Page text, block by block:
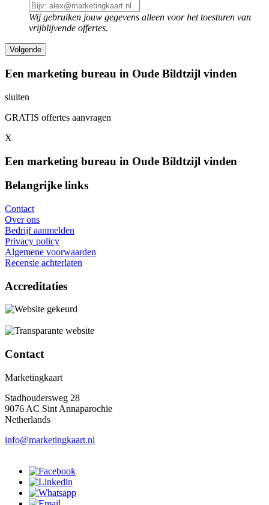
Wij gebruiken jouw gegevens alleen voor het toesturen van
vrijblijvende offertes.
Een marketing bureau in Oude Bildtzijl vinden
sluiten
GRATIS offertes aanvragen
X
Een marketing bureau in Oude Bildtzijl vinden
Belangrijke links
Contact
Over ons
Bedrijf aanmelden
Privacy policy
Algemene voorwaarden
Recensie achterlaten
Accreditaties
Contact
Marketingkaart
Stadhoudersweg 28
9076 AC Sint Annaparochie
Netherlands
info@marketingkaart.nl